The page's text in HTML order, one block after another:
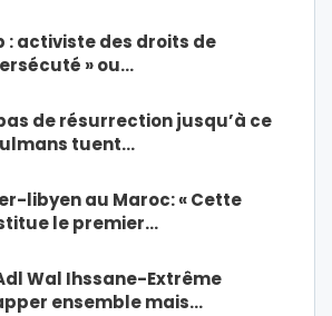
: activiste des droits de
» ou…
de résurrection jusqu’à ce
tuent…
libyen au Maroc: « Cette
le premier…
Wal Ihssane-Extrême
ensemble mais…